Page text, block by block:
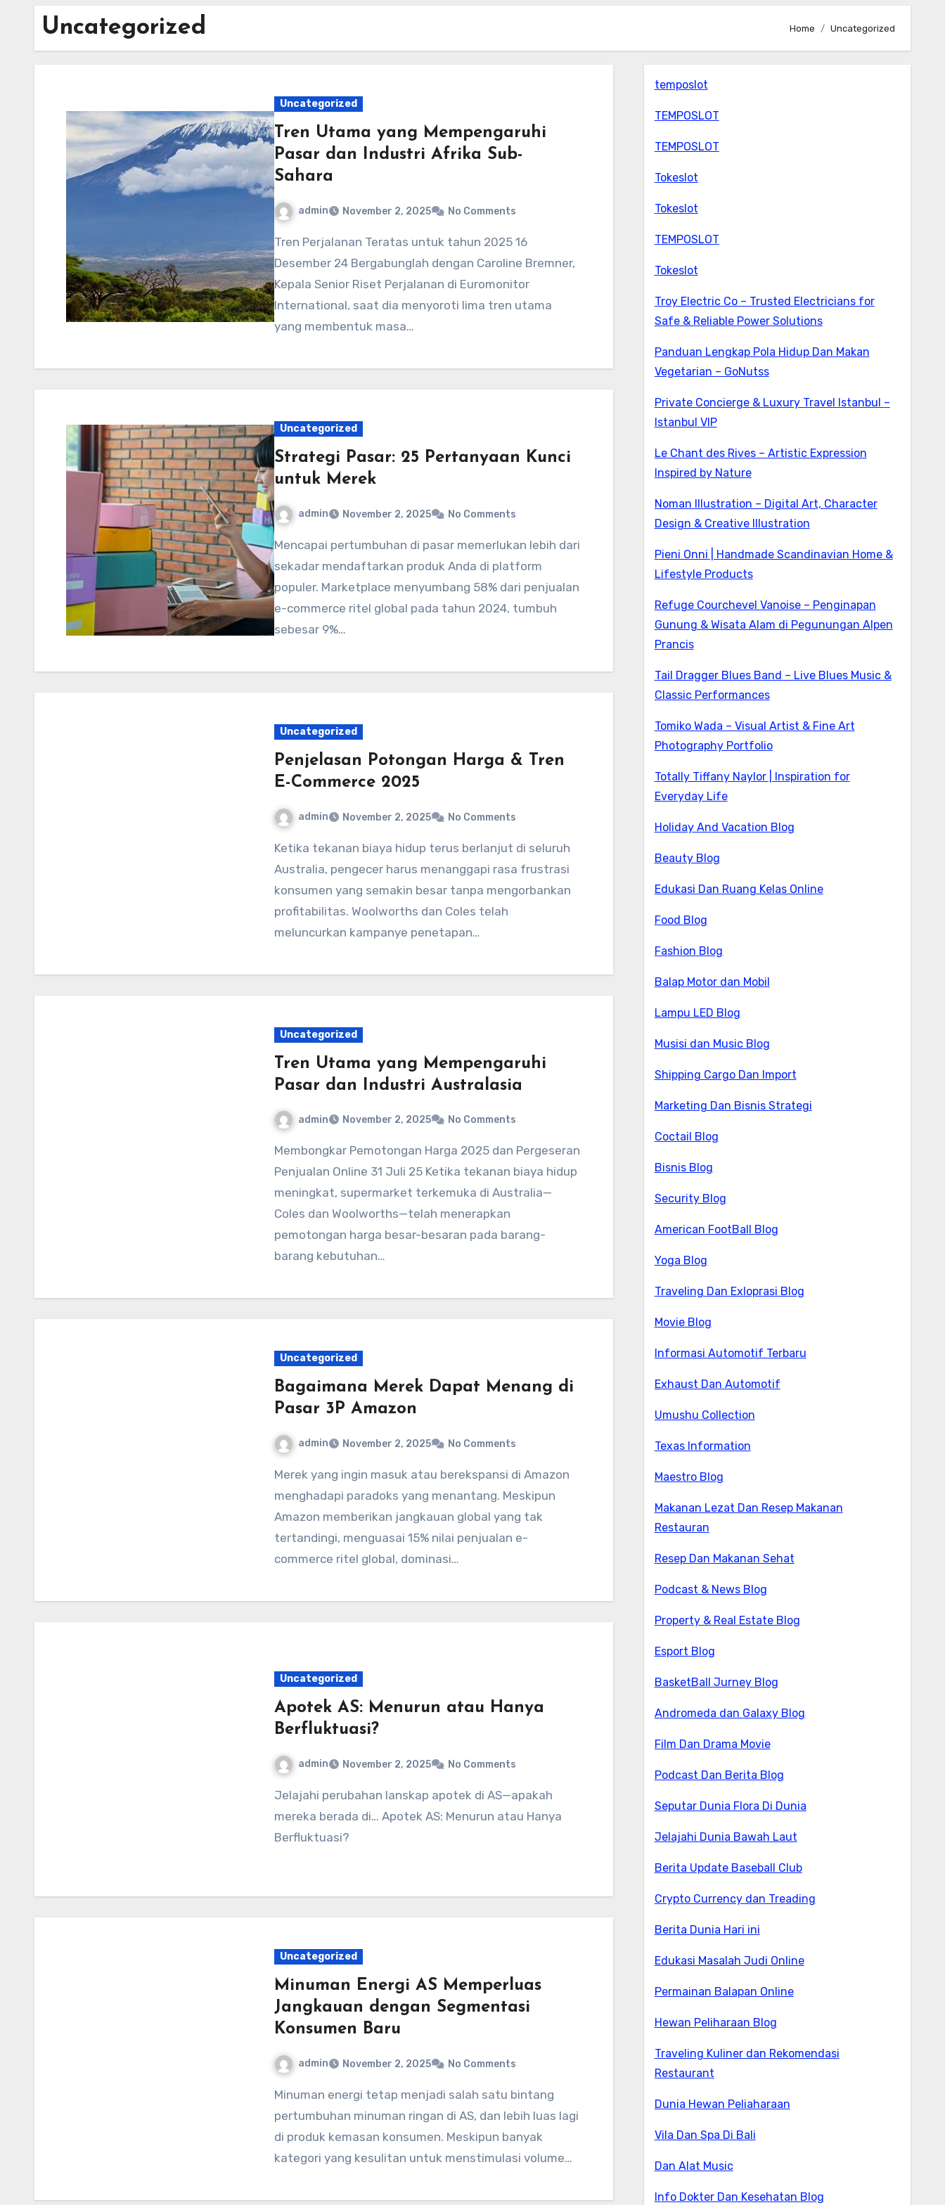
Uncategorized Home Uncategorized
Uncategorized
Tren Utama yang Mempengaruhi
Pasar dan Industri Afrika Sub-
Sahara
admin November 2, 2025 No Comments
Tren Perjalanan Teratas untuk tahun 2025 16
Desember 24 Bergabunglah dengan Caroline Bremner,
Kepala Senior Riset Perjalanan di Euromonitor
International, saat dia menyoroti lima tren utama
yang membentuk masa…
Uncategorized
Strategi Pasar: 25 Pertanyaan Kunci
untuk Merek
admin November 2, 2025 No Comments
Mencapai pertumbuhan di pasar memerlukan lebih dari
sekadar mendaftarkan produk Anda di platform
populer. Marketplace menyumbang 58% dari penjualan
e-commerce ritel global pada tahun 2024, tumbuh
sebesar 9%…
Uncategorized
Penjelasan Potongan Harga & Tren
E-Commerce 2025
admin November 2, 2025 No Comments
Ketika tekanan biaya hidup terus berlanjut di seluruh
Australia, pengecer harus menanggapi rasa frustrasi
konsumen yang semakin besar tanpa mengorbankan
profitabilitas. Woolworths dan Coles telah
meluncurkan kampanye penetapan…
Uncategorized
Tren Utama yang Mempengaruhi
Pasar dan Industri Australasia
admin November 2, 2025 No Comments
Membongkar Pemotongan Harga 2025 dan Pergeseran
Penjualan Online 31 Juli 25 Ketika tekanan biaya hidup
meningkat, supermarket terkemuka di Australia—
Coles dan Woolworths—telah menerapkan
pemotongan harga besar-besaran pada barang-
barang kebutuhan…
Uncategorized
Bagaimana Merek Dapat Menang di
Pasar 3P Amazon
admin November 2, 2025 No Comments
Merek yang ingin masuk atau berekspansi di Amazon
menghadapi paradoks yang menantang. Meskipun
Amazon memberikan jangkauan global yang tak
tertandingi, menguasai 15% nilai penjualan e-
commerce ritel global, dominasi…
Uncategorized
Apotek AS: Menurun atau Hanya
Berfluktuasi?
admin November 2, 2025 No Comments
Jelajahi perubahan lanskap apotek di AS—apakah
mereka berada di… Apotek AS: Menurun atau Hanya
Berfluktuasi?
Uncategorized
Minuman Energi AS Memperluas
Jangkauan dengan Segmentasi
Konsumen Baru
admin November 2, 2025 No Comments
Minuman energi tetap menjadi salah satu bintang
pertumbuhan minuman ringan di AS, dan lebih luas lagi
di produk kemasan konsumen. Meskipun banyak
kategori yang kesulitan untuk menstimulasi volume…
temposlot
TEMPOSLOT
TEMPOSLOT
Tokeslot
Tokeslot
TEMPOSLOT
Tokeslot
Troy Electric Co – Trusted Electricians for
Safe & Reliable Power Solutions
Panduan Lengkap Pola Hidup Dan Makan
Vegetarian – GoNutss
Private Concierge & Luxury Travel Istanbul –
Istanbul VIP
Le Chant des Rives – Artistic Expression
Inspired by Nature
Noman Illustration – Digital Art, Character
Design & Creative Illustration
Pieni Onni | Handmade Scandinavian Home &
Lifestyle Products
Refuge Courchevel Vanoise – Penginapan
Gunung & Wisata Alam di Pegunungan Alpen
Prancis
Tail Dragger Blues Band – Live Blues Music &
Classic Performances
Tomiko Wada – Visual Artist & Fine Art
Photography Portfolio
Totally Tiffany Naylor | Inspiration for
Everyday Life
Holiday And Vacation Blog
Beauty Blog
Edukasi Dan Ruang Kelas Online
Food Blog
Fashion Blog
Balap Motor dan Mobil
Lampu LED Blog
Musisi dan Music Blog
Shipping Cargo Dan Import
Marketing Dan Bisnis Strategi
Coctail Blog
Bisnis Blog
Security Blog
American FootBall Blog
Yoga Blog
Traveling Dan Exloprasi Blog
Movie Blog
Informasi Automotif Terbaru
Exhaust Dan Automotif
Umushu Collection
Texas Information
Maestro Blog
Makanan Lezat Dan Resep Makanan
Restauran
Resep Dan Makanan Sehat
Podcast & News Blog
Property & Real Estate Blog
Esport Blog
BasketBall Jurney Blog
Andromeda dan Galaxy Blog
Film Dan Drama Movie
Podcast Dan Berita Blog
Seputar Dunia Flora Di Dunia
Jelajahi Dunia Bawah Laut
Berita Update Baseball Club
Crypto Currency dan Treading
Berita Dunia Hari ini
Edukasi Masalah Judi Online
Permainan Balapan Online
Hewan Peliharaan Blog
Traveling Kuliner dan Rekomendasi
Restaurant
Dunia Hewan Peliaharaan
Vila Dan Spa Di Bali
Dan Alat Music
Info Dokter Dan Kesehatan Blog